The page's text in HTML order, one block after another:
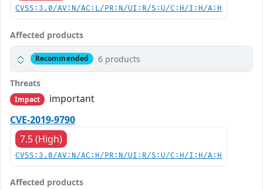
CVSS:3.0/AV:N/AC:L/PR:N/UI:R/S:U/C:H/I:H/A:H
Affected products
Recommended 6 products
Threats
Impact
important
CVE-2019-9790
7.5 (High)
CVSS:3.0/AV:N/AC:H/PR:N/UI:R/S:U/C:H/I:H/A:H
Affected products